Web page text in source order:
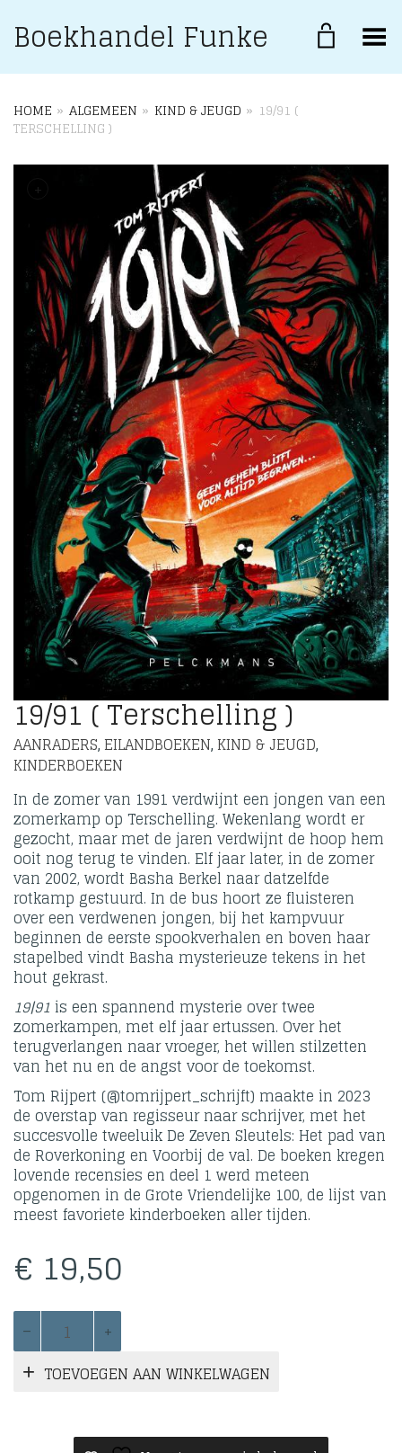
Boekhandel Funke Toggle Menu
HOME » ALGEMEEN » KIND & JEUGD » 19/91 (
TERSCHELLING )
+
19/91 ( Terschelling )
AANRADERS, EILANDBOEKEN, KIND & JEUGD,
KINDERBOEKEN
In de zomer van 1991 verdwijnt een jongen van een
zomerkamp op Terschelling. Wekenlang wordt er
gezocht, maar met de jaren verdwijnt de hoop hem
ooit nog terug te vinden. Elf jaar later, in de zomer
van 2002, wordt Basha Berkel naar datzelfde
rotkamp gestuurd. In de bus hoort ze fluisteren
over een verdwenen jongen, bij het kampvuur
beginnen de eerste spookverhalen en boven haar
stapelbed vindt Basha mysterieuze tekens in het
hout gekrast.
19|91 is een spannend mysterie over twee
zomerkampen, met elf jaar ertussen. Over het
terugverlangen naar vroeger, het willen stilzetten
van het nu en de angst voor de toekomst.
Tom Rijpert (@tomrijpert_schrijft) maakte in 2023
de overstap van regisseur naar schrijver, met het
succesvolle tweeluik De Zeven Sleutels: Het pad van
de Roverkoning en Voorbij de val. De boeken kregen
lovende recensies en deel 1 werd meteen
opgenomen in de Grote Vriendelijke 100, de lijst van
meest favoriete kinderboeken aller tijden.
€ 19,50
19/91
Terschelling
TOEVOEGEN AAN WINKELWAGEN